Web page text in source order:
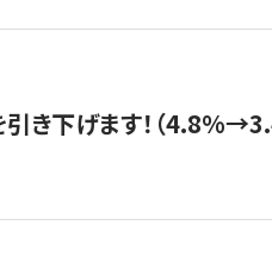
き下げます！（